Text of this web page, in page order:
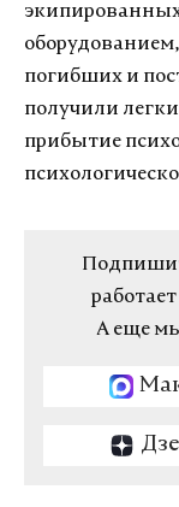
погибших и
получили
прибытие
А еще